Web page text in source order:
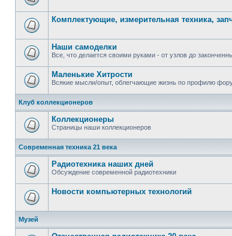
Комплектующие, измерительная техника,
Наши самоделки
Все, что делается своими руками - от узлов до
Маленькие Хитрости
Всякие мысли/опыт, облегчающие жизнь по профилю
Клуб коллекционеров
Коллекционеры
Страницы наши коллекционеров
Современная техника 21 века
Радиотехника наших дней
Обсуждение современной радиотехники
Новости компьютерных технологий
Музей